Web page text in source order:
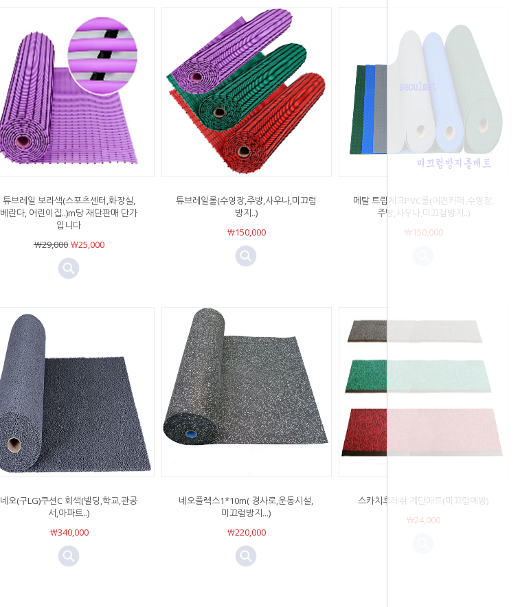
튜브레일 보라색(스포츠센터,화장실,
베란다, 어린이집..)m당 재단판매 단가
입니다
￦29,000￦25,000
튜브레일롤(수영장,주방,사우나,미끄럼
방지..)
￦150,000
메탈 트립체크PVC롤(애견카페,수영장,
주방,사우나,미끄럼방지..)
￦150,000
네오(구LG)쿠션C 회색(빌딩,학교,관공
서,아파트..)
￦340,000
네오플렉스1*10m( 경사로,운동시설,
미끄럼방지...)
￦220,000
스카치후레쉬 계단매트(미끄럼예방)
￦24,000